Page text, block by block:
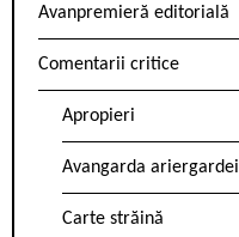
Avanpremieră editorială
Comentarii critice
Apropieri
Avangarda ariergardei
Carte străină